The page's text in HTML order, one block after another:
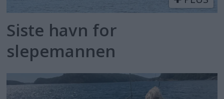
Siste havn for
slepemannen